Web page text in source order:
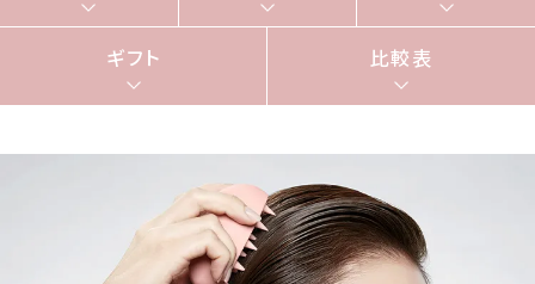
ギフト 比較表